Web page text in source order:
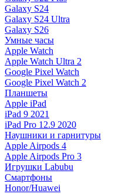
Galaxy S24
Galaxy S24 Ultra
Galaxy S26
Умные часы
Apple Watch
Apple Watch Ultra 2
Google Pixel Watch
Google Pixel Watch 2
Планшеты
Apple iPad
iPad 9 2021
iPad Pro 12.9 2020
Наушники и гарнитуры
Apple Airpods 4
Apple Airpods Pro 3
Игрушки Labubu
Смартфоны
Honor/Huawei